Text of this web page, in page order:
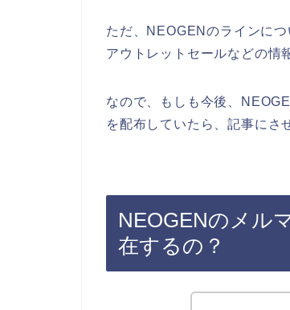
ただ、NEOGENのラインに
アウトレットセールなどの情
なので、もしも今後、
を配布していたら、記事にさ
NEOGENのメル
在するの？